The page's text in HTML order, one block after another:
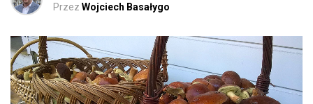
Przez Wojciech Basałygo